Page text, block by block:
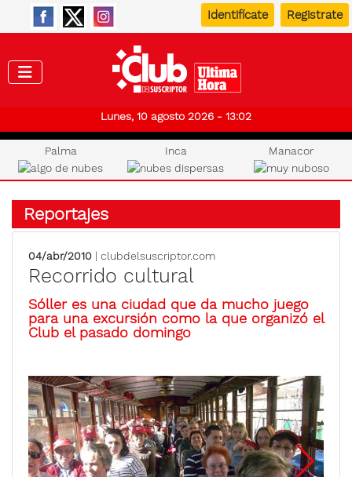
Identifícate Registrate
Lunes, 10 agosto 2026 - 13:02
Palma Inca Manacor
Reportajes
04/abr/2010 | clubdelsuscriptor.com
Recorrido cultural
Sóller es una ciudad que da mucho juego
para una excursión como la que organizó el
Club el pasado domingo